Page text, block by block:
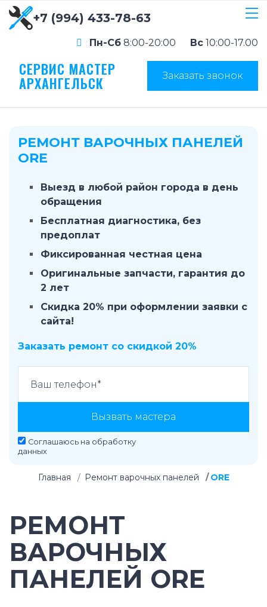
+7 (994) 433-78-63
Пн-Сб 8:00-20:00 Вс 10:00-17.00
СЕРВИС МАСТЕР
АРХАНГЕЛЬСК Заказать звонок
РЕМОНТ ВАРОЧНЫХ ПАНЕЛЕЙ
ORE
Выезд в любой район города в день
обращения
Бесплатная диагностика, без
предоплат
Фиксированная честная цена
Оригинальные запчасти, гарантия до
2 лет
Скидка 20% при оформлении заявки с
сайта!
Заказать ремонт со скидкой 20%
Вызвать мастера
Соглашаюсь на обработку
данных
Главная Ремонт варочных панелей ORE
РЕМОНТ
ВАРОЧНЫХ
ПАНЕЛЕЙ ORE